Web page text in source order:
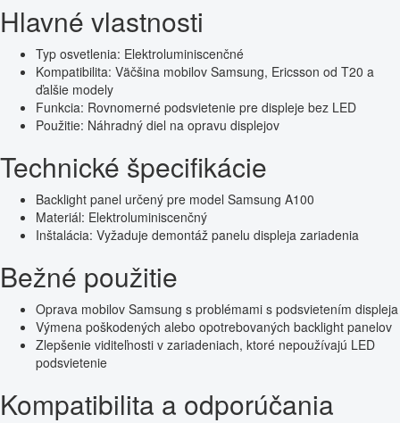
Hlavné vlastnosti
Typ osvetlenia: Elektroluminiscenčné
Kompatibilita: Väčšina mobilov Samsung, Ericsson od T20 a
ďalšie modely
Funkcia: Rovnomerné podsvietenie pre displeje bez LED
Použitie: Náhradný diel na opravu displejov
Technické špecifikácie
Backlight panel určený pre model Samsung A100
Materiál: Elektroluminiscenčný
Inštalácia: Vyžaduje demontáž panelu displeja zariadenia
Bežné použitie
Oprava mobilov Samsung s problémami s podsvietením displeja
Výmena poškodených alebo opotrebovaných backlight panelov
Zlepšenie viditeľnosti v zariadeniach, ktoré nepoužívajú LED
podsvietenie
Kompatibilita a odporúčania